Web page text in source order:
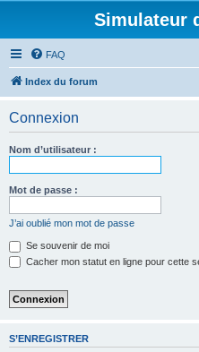
Simulateur
FAQ
Index du forum
Connexion
Nom d’utilisateur :
Mot de passe :
J’ai oublié mon mot de passe
Se souvenir de moi
Cacher mon statut en ligne pour cette
S’ENREGISTRER